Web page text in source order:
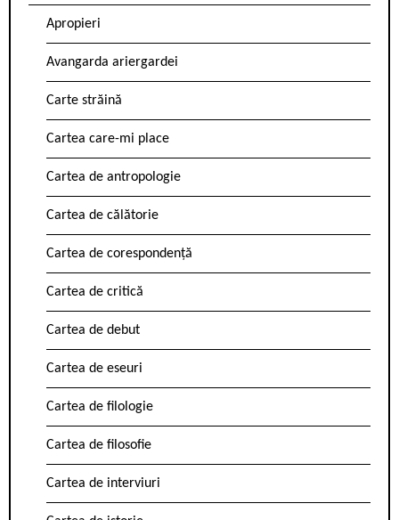
Apropieri
Avangarda ariergardei
Carte străină
Cartea care-mi place
Cartea de antropologie
Cartea de călătorie
Cartea de corespondență
Cartea de critică
Cartea de debut
Cartea de eseuri
Cartea de filologie
Cartea de filosofie
Cartea de interviuri